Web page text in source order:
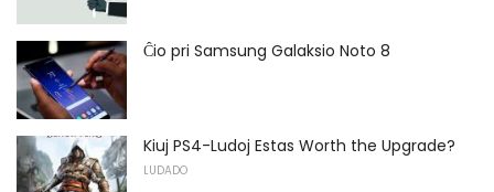
Ĉio pri Samsung Galaksio Noto 8
Kiuj PS4-Ludoj Estas Worth the Upgrade?
LUDADO